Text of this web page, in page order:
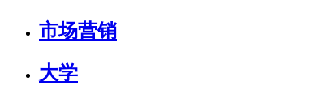
市场营销
大学